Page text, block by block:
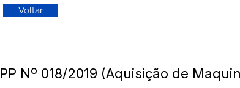
Voltar
PP Nº 018/2019 (Aquisição de